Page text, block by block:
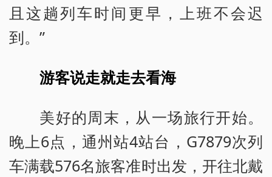
且这趟列车时间更早，上班不会迟
到。”
游客说走就走去看海
美好的周末，从一场旅行开始。
晚上6点，通州站4站台，G7879次列
车满载576名旅客准时出发，开往北戴